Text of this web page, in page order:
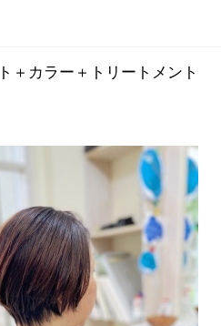
＋カラー＋トリートメント